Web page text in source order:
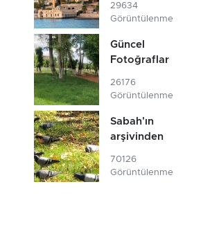
29634
Görüntülenme
Güncel
Fotoğraflar
26176
Görüntülenme
Sabah'ın
arşivinden
70126
Görüntülenme